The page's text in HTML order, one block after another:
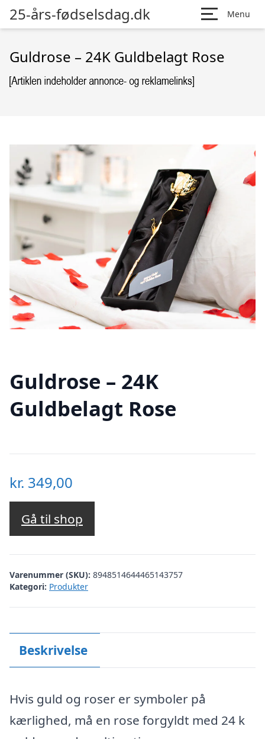
25-års-fødselsdag.dk Menu
Guldrose – 24K Guldbelagt Rose
Guldrose – 24K
Guldbelagt Rose
kr. 349,00
Gå til shop
Varenummer (SKU): 8948514644465143757
Kategori: Produkter
Beskrivelse
Hvis guld og roser er symboler på
kærlighed, må en rose forgyldt med 24 k